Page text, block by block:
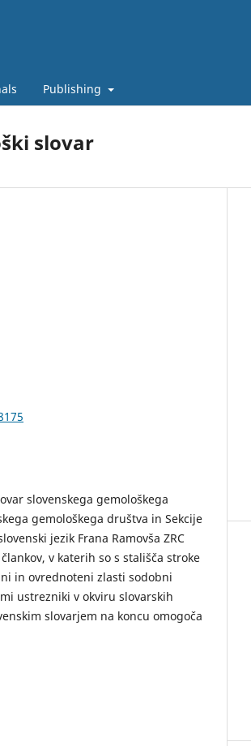
Publishing
slovar
slovenskega gemološkega
gemološkega društva in Sekcije
jezik Frana Ramovša ZRC
v katerih so s stališča stroke
in ovrednoteni zlasti sodobni
ustrezniki v okviru slovarskih
slovarjem na koncu omogoča